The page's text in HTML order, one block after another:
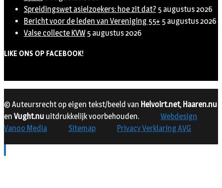
Spreidingswet asielzoekers: hoe zit dat? 5 augustus 2026
Bericht voor de leden van Vereniging 55+ 5 augustus 2026
Valse collecte KVW 5 augustus 2026
LIKE ONS OP FACEBOOK!
© Auteursrecht op eigen tekst/beeld van Helvoirt.net, Haaren.nu
en Vught.nu uitdrukkelijk voorbehouden.
Webdesign
Vanoo Media
Sitemap Privacy Verklaring AVG